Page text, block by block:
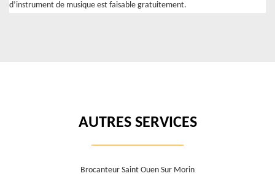
d’instrument de musique est faisable gratuitement.
AUTRES SERVICES
Brocanteur Saint Ouen Sur Morin